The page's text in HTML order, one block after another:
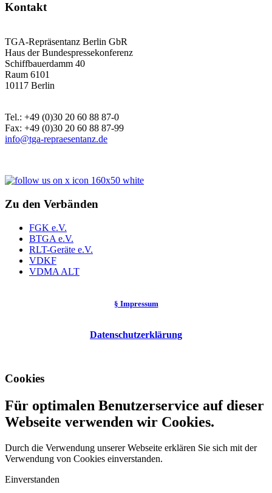
Kontakt
TGA-Repräsentanz Berlin GbR
Haus der Bundespressekonferenz
Schiffbauerdamm 40
Raum 6101
10117 Berlin
Tel.: +49 (0)30 20 60 88 87-0
Fax: +49 (0)30 20 60 88 87-99
info@tga-repraesentanz.de
Zu den Verbänden
FGK e.V.
BTGA e.V.
RLT-Geräte e.V.
VDKF
VDMA ALT
§ Impressum
Datenschutzerklärung
Cookies
Für optimalen Benutzerservice auf dieser
Webseite verwenden wir Cookies.
Durch die Verwendung unserer Webseite erklären Sie sich mit der
Verwendung von Cookies einverstanden.
Einverstanden